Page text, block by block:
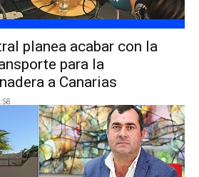
planea acabar con la
para la
a Canarias